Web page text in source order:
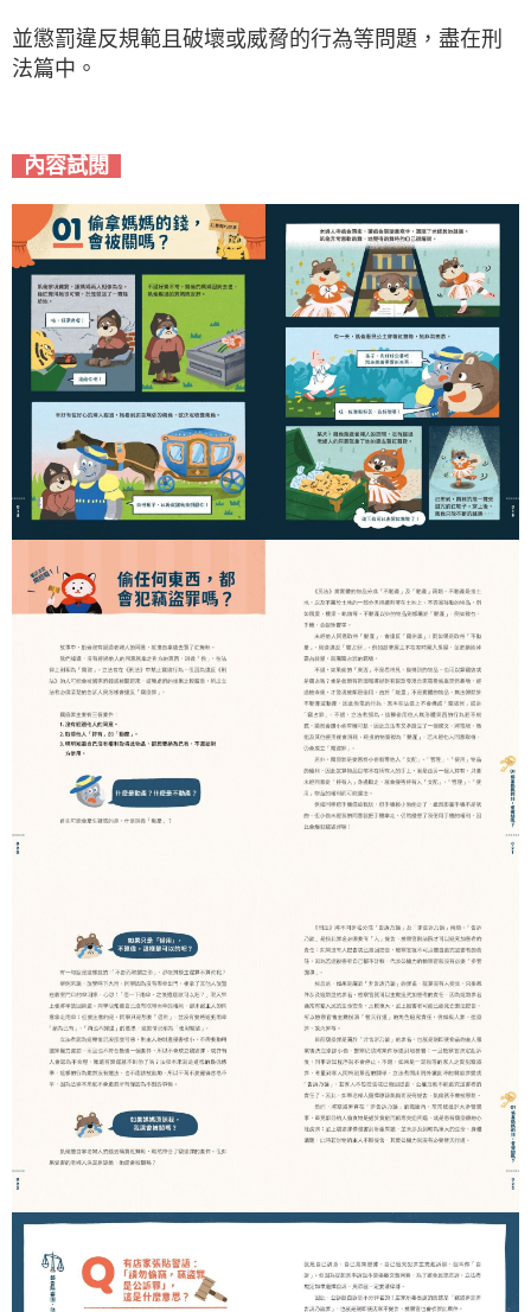
並懲罰違反規範且破壞或威脅的行為等問題，盡在刑
法篇中。
內容試閱